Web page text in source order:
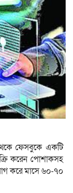
ফেসবুকে একটি
করেন পোশাকসহ
করে মাসে ৬০-৭০